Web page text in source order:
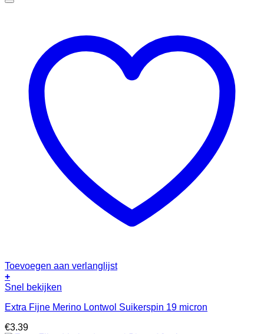
Toevoegen aan verlanglijst
+
Snel bekijken
Extra Fijne Merino Lontwol Suikerspin 19 micron
€3.39